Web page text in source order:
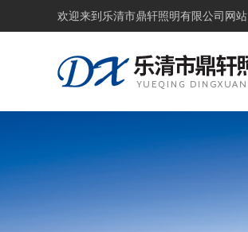
欢迎来到 乐清市鼎轩照明有限公司网站